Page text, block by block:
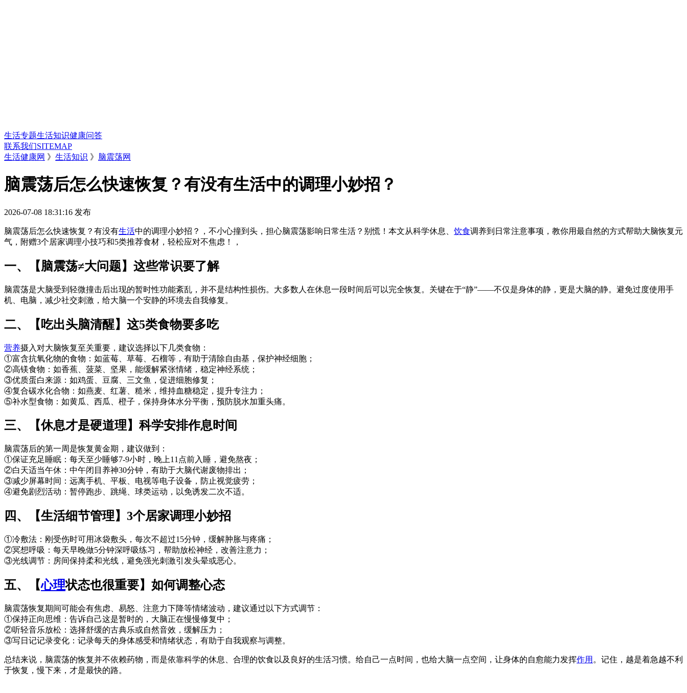
生活专题生活知识健康问答
联系我们SITEMAP
生活健康网 》 生活知识 》 脑震荡网
脑震荡后怎么快速恢复？有没有生活中的调理小妙招？
2026-07-08 18:31:16 发布
脑震荡后怎么快速恢复？有没有生活中的调理小妙招？，不小心撞到头，担心脑震荡影响日常生活？别慌！本文从科学休息、 饮食调养到日常注意事项，教你用最自然的方式帮助大脑恢复元
气，附赠3个居家调理小技巧和5类推荐食材，轻松应对不焦虑！，
一、【脑震荡≠大问题】这些常识要了解
脑震荡是大脑受到轻微撞击后出现的暂时性功能紊乱，并不是结构性损伤。大多数人在休息一段时间后可以完全恢复。关键在于“静”——不仅是身体的静，更是大脑的静。避免过度使用手
机、电脑，减少社交刺激，给大脑一个安静的环境去自我修复。
二、【吃出头脑清醒】这5类食物要多吃
营养摄入对大脑恢复至关重要，建议选择以下几类食物：
①富含抗氧化物的食物：如蓝莓、草莓、石榴等，有助于清除自由基，保护神经细胞；
②高镁食物：如香蕉、菠菜、坚果，能缓解紧张情绪，稳定神经系统；
③优质蛋白来源：如鸡蛋、豆腐、三文鱼，促进细胞修复；
④复合碳水化合物：如燕麦、红薯、糙米，维持血糖稳定，提升专注力；
⑤补水型食物：如黄瓜、西瓜、橙子，保持身体水分平衡，预防脱水加重头痛。
三、【休息才是硬道理】科学安排作息时间
脑震荡后的第一周是恢复黄金期，建议做到：
①保证充足睡眠：每天至少睡够7-9小时，晚上11点前入睡，避免熬夜；
②白天适当午休：中午闭目养神30分钟，有助于大脑代谢废物排出；
③减少屏幕时间：远离手机、平板、电视等电子设备，防止视觉疲劳；
④避免剧烈活动：暂停跑步、跳绳、球类运动，以免诱发二次不适。
四、【生活细节管理】3个居家调理小妙招
①冷敷法：刚受伤时可用冰袋敷头，每次不超过15分钟，缓解肿胀与疼痛；
②冥想呼吸：每天早晚做5分钟深呼吸练习，帮助放松神经，改善注意力；
③光线调节：房间保持柔和光线，避免强光刺激引发头晕或恶心。
五、【心理状态也很重要】如何调整心态
脑震荡恢复期间可能会有焦虑、易怒、注意力下降等情绪波动，建议通过以下方式调节：
①保持正向思维：告诉自己这是暂时的，大脑正在慢慢修复中；
②听轻音乐放松：选择舒缓的古典乐或自然音效，缓解压力；
③写日记记录变化：记录每天的身体感受和情绪状态，有助于自我观察与调整。
总结来说，脑震荡的恢复并不依赖药物，而是依靠科学的休息、合理的饮食以及良好的生活习惯。给自己一点时间，也给大脑一点空间，让身体的自愈能力发挥作用 。记住，越是着急越不利
于恢复，慢下来，才是最快的路。